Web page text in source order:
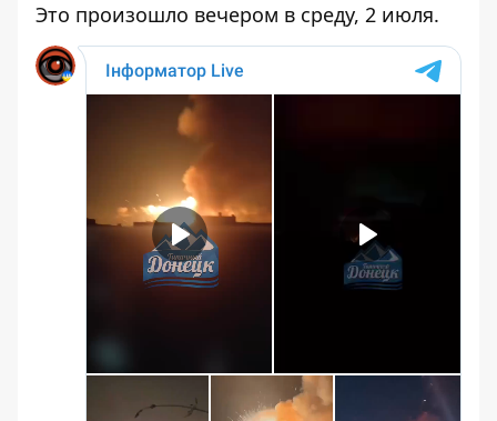
Это произошло вечером в среду, 2 июля.